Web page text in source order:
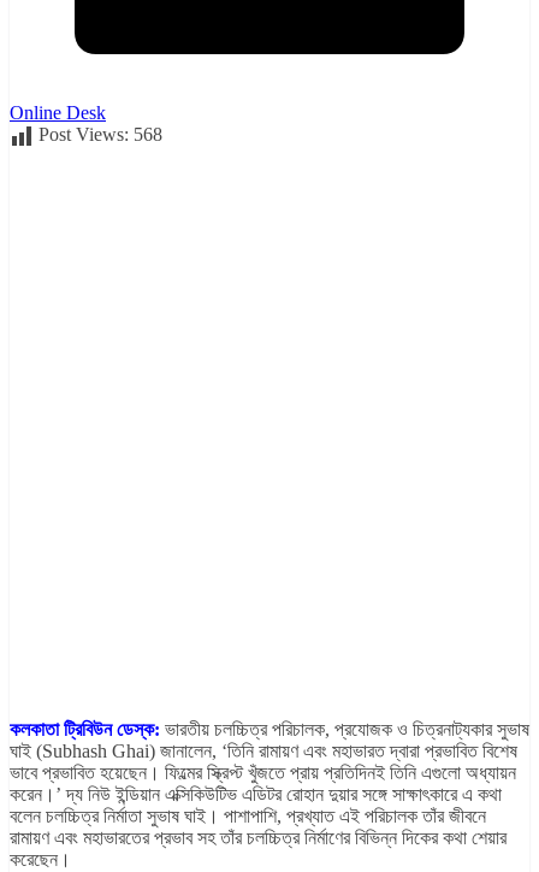
Online Desk
Post Views: 568
কলকাতা ট্রিবিউন ডেস্ক: ভারতীয় চলচ্চিত্র পরিচালক, প্রযোজক ও চিত্রনাট্যকার সুভাষ
ঘাই (Subhash Ghai) জানালেন, ‘তিনি রামায়ণ এবং মহাভারত দ্বারা প্রভাবিত বিশেষ
ভাবে প্রভাবিত হয়েছেন। ফিল্মের স্ক্রিপ্ট খুঁজতে প্রায় প্রতিদিনই তিনি এগুলো অধ্যায়ন
করেন।’ দ্য নিউ ইন্ডিয়ান এক্সিকিউটিভ এডিটর রোহান দুয়ার সঙ্গে সাক্ষাৎকারে এ কথা
বলেন চলচ্চিত্র নির্মাতা সুভাষ ঘাই। পাশাপাশি, প্রখ্যাত এই পরিচালক তাঁর জীবনে
রামায়ণ এবং মহাভারতের প্রভাব সহ তাঁর চলচ্চিত্র নির্মাণের বিভিন্ন দিকের কথা শেয়ার
করেছেন।